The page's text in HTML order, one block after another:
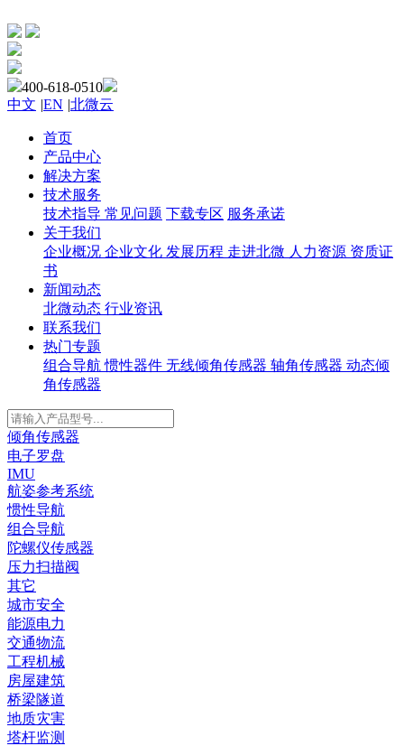
400-618-0510
中文 |EN |北微云
首页
产品中心
解决方案
技术服务
技术指导 常见问题 下载专区 服务承诺
关于我们
企业概况 企业文化 发展历程 走进北微 人力资源 资质证
书
新闻动态
北微动态 行业资讯
联系我们
热门专题
组合导航 惯性器件 无线倾角传感器 轴角传感器 动态倾
角传感器
倾角传感器
电子罗盘
IMU
航姿参考系统
惯性导航
组合导航
陀螺仪传感器
压力扫描阀
其它
城市安全
能源电力
交通物流
工程机械
房屋建筑
桥梁隧道
地质灾害
塔杆监测